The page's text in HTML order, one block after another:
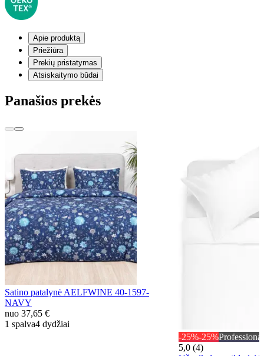
Apie produktą
Priežiūra
Prekių pristatymas
Atsiskaitymo būdai
Panašios prekės
Satino patalynė AELFWINE 40-1597-
NAVY
nuo 37,65 €
1 spalva4 dydžiai
-25%-25%Professional
5,0 (4)